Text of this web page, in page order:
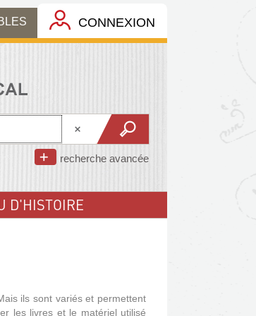
CONNEXION
recherche avancée
D'HISTOIRE
ils sont variés et permettent
les livres et le matériel utilisé